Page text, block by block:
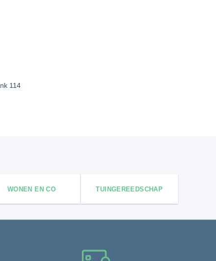
114
WONEN EN CO TUINGEREEDSCHAP